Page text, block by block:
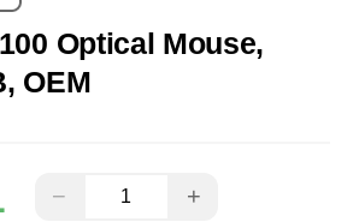
Optical Mouse,
OEM
− +